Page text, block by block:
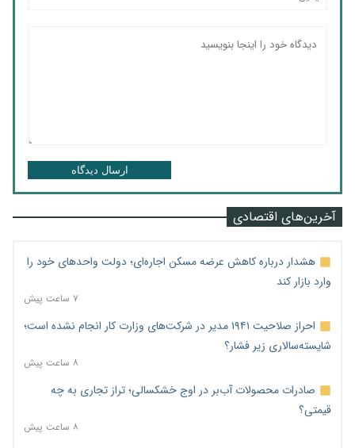
ارسال دیدگاه
آخرین‌های اقتصادی
هشدار درباره کاهش عرضه مسکن اجاره‌ای؛ دولت واحدهای خود را
وارد بازار کند
۷ ساعت پیش
احراز صلاحیت ۱۹۴۱ مدیر در شرکت‌های وزارت کار انجام نشده است؛
شایسته‌سالاری زیر فشار؟
۸ ساعت پیش
صادرات محصولات آب‌بر در اوج خشکسالی؛ تراز تجاری به چه
قیمتی؟
۸ ساعت پیش